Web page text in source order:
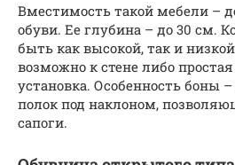
Вместимость такой мебели –
обуви. Ее глубина – до 30 см.
быть как высокой, так и
возможно к стене либо
установка. Особенность боны
полок под наклоном,
сапоги.